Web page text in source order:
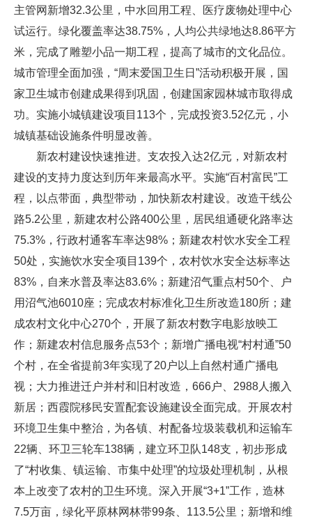
主管网新增32.3公里，中水回用工程、医疗废物处理中心
试运行。绿化覆盖率达38.75%，人均公共绿地达8.86平方
米，完成了雕塑小品一期工程，提高了城市的文化品位。
城市管理全面加强，“周末爱国卫生日”活动积极开展，国
家卫生城市创建成果得到巩固，创建国家园林城市取得成
功。实施小城镇建设项目113个，完成投资3.52亿元，小
城镇基础设施条件明显改善。
新农村建设快速推进。支农投入达2亿元，对新农村
建设的支持力度达到历年来最高水平。实施“百村富民”工
程，以点带面，典型带动，加快新农村建设。改造干线公
路5.2公里，新建农村公路400公里，居民组通硬化路率达
75.3%，行政村通客车率达98%；新建农村饮水安全工程
50处，实施饮水安全项目139个，农村饮水安全达标率达
83%，自来水普及率达83.6%；新建沼气重点村50个、户
用沼气池6010座；完成农村标准化卫生所改造180所；建
成农村文化中心270个，开展了新农村数字电影放映工
作；新建农村信息服务点53个；新增广播电视“村村通”50
个村，在全省提前3年实现了20户以上自然村通广播电
视；大力推进迁户并村和旧村改造，666户、2988人搬入
新居；西霞院移民安置配套设施建设全面完成。开展农村
环境卫生集中整治，为各镇、村配备垃圾装载机和运输车
22辆、环卫三轮车138辆，建立环卫队148支，初步形成
了“村收集、镇运输、市集中处理”的垃圾处理机制，从根
本上改变了农村的卫生环境。深入开展“3+1”工作，造林
7.5万亩，绿化平原林网林带99条、113.5公里；新增和维